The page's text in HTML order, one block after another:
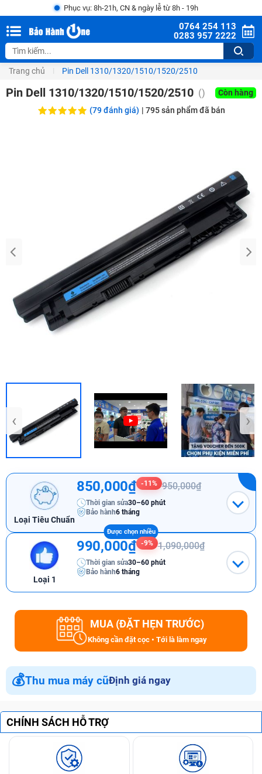
Phục vụ: 8h-21h, CN & ngày lễ từ 8h - 19h
0764 254 113
0283 957 2222
Trang chủ Pin Dell 1310/1320/1510/1520/2510
Pin Dell 1310/1320/1510/1520/2510 ()
Còn hàng
(79 đánh giá) | 795sản phẩm đã bán
‹ ›
Loại Tiêu Chuẩn
850,000₫ -11% 950,000₫
Thời gian sửa30–60 phút
Bảo hành6 tháng
Loại 1
990,000₫ -9% 1,090,000₫
Thời gian sửa30–60 phút
Bảo hành6 tháng
MUA (ĐẶT HẸN TRƯỚC)
Không cần đặt cọc • Tới là làm ngay
💰Thu mua máy cũĐịnh giá ngay
CHÍNH SÁCH HỖ TRỢ